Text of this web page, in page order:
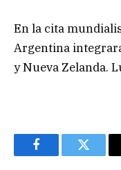
En la cita
Argentina
y Nueva Zelanda.
FacebookTwitter